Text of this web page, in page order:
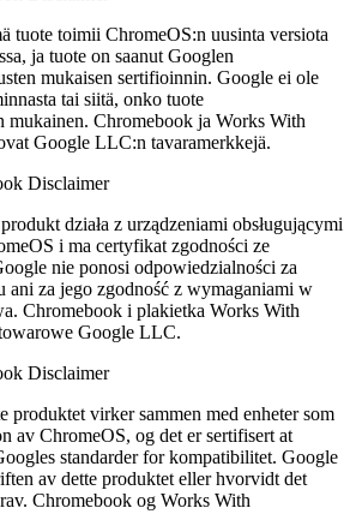
tuote toimii ChromeOS:n uusinta versiota
ja tuote on saanut Googlen
mukaisen sertifioinnin. Google ei ole
tai siitä, onko tuote
mukainen. Chromebook ja Works With
Google LLC:n tavaramerkkejä.
Disclaimer
działa z urządzeniami obsługującymi
i ma certyfikat zgodności ze
nie ponosi odpowiedzialności za
ani za jego zgodność z wymaganiami w
Chromebook i plakietka Works With
Google LLC.
Disclaimer
produktet virker sammen med enheter som
av ChromeOS, og det er sertifisert at
standarder for kompatibilitet. Google
av dette produktet eller hvorvidt det
Chromebook og Works With